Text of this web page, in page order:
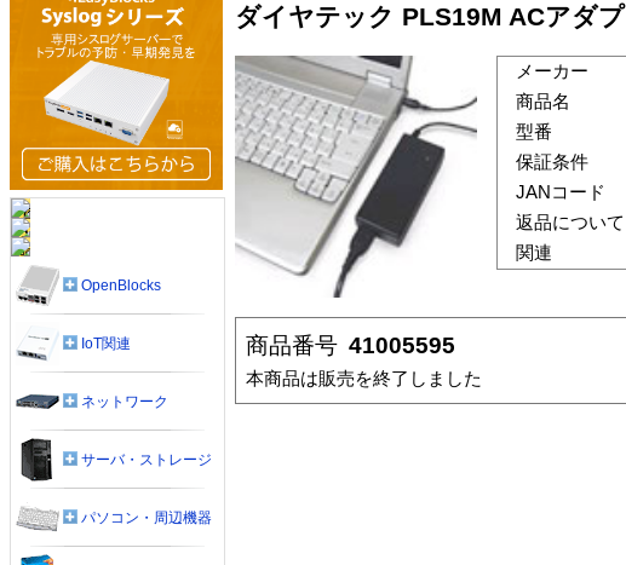
ダイヤテック PLS19M ACアダ
メーカー
商品名
型番
保証条件
JANコード
返品について
関連
商品番号 41005595
本商品は販売を終了しました
OpenBlocks
IoT関連
ネットワーク
サーバ・ストレージ
パソコン・周辺機器